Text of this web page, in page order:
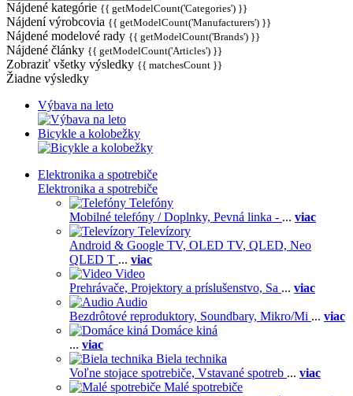
Nájdené kategórie {{ getModelCount('Categories') }}
Nájdení výrobcovia {{ getModelCount('Manufacturers') }}
Nájdené modelové rady {{ getModelCount('Brands') }}
Nájdené články {{ getModelCount('Articles') }}
Zobraziť všetky výsledky {{ matchesCount }}
Žiadne výsledky
Výbava na leto
Bicykle a kolobežky
Elektronika a spotrebiče
Elektronika a spotrebiče
Telefóny
Mobilné telefóny / Doplnky, Pevná linka - ... viac
Televízory
Android & Google TV, OLED TV, QLED, Neo
QLED T ... viac
Video
Prehrávače, Projektory a príslušenstvo, Sa ... viac
Audio
Bezdrôtové reproduktory, Soundbary, Mikro/Mi ... viac
Domáce kiná
... viac
Biela technika
Voľne stojace spotrebiče, Vstavané spotreb ... viac
Malé spotrebiče